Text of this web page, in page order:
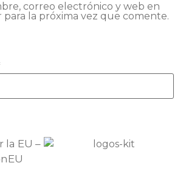
correo electrónico y web en
para la próxima vez que comente.
la EU –